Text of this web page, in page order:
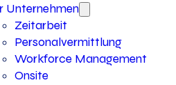
Unternehmen
Zeitarbeit
Personalvermittlung
Workforce Management
Onsite